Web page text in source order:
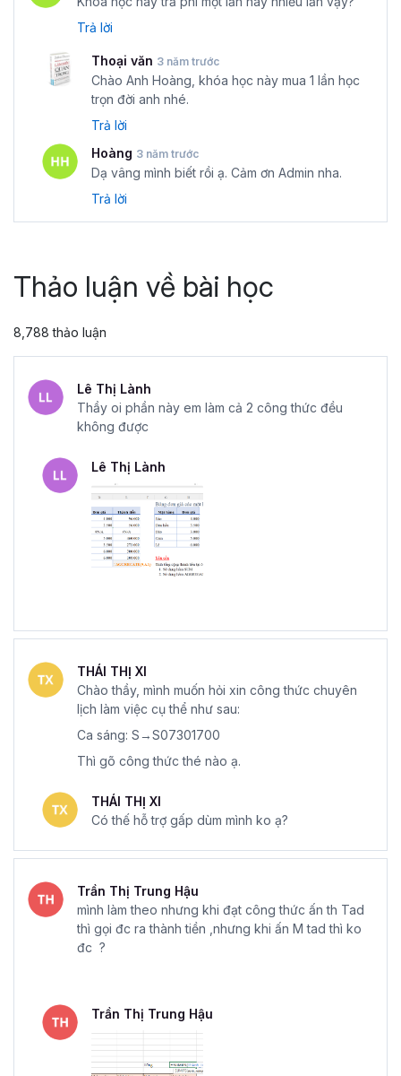
Trả lời
Thoại văn 3 năm trước
Chào Anh Hoàng, khóa học này mua 1 lần học
trọn đời anh nhé.
Trả lời
Hoàng 3 năm trước
Dạ vâng mình biết rồi ạ. Cảm ơn Admin nha.
Trả lời
Thảo luận về bài học
8,788 thảo luận
Lê Thị Lành
Thầy oi phần này em làm cả 2 công thức đều
không được
Lê Thị Lành
THÁI THỊ XI
Chào thầy, mình muốn hỏi xin công thức chuyên
lịch làm việc cụ thể như sau:
Ca sáng: S→S07301700
Thì gõ công thức thé nào ạ.
THÁI THỊ XI
Có thế hỗ trợ gấp dùm mình ko ạ?
Trần Thị Trung Hậu
mình làm theo nhưng khi đạt công thức ấn th Tad
thì gọi đc ra thành tiền ,nhưng khi ấn M tad thì ko
đc ?
Trần Thị Trung Hậu